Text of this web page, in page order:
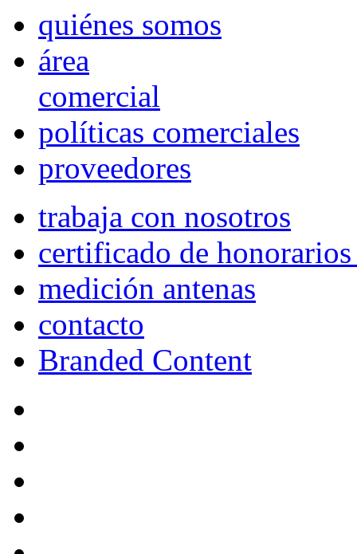
quiénes somos
área
comercial
políticas comerciales
proveedores
trabaja con nosotros
certificado de
medición antenas
contacto
Branded Content